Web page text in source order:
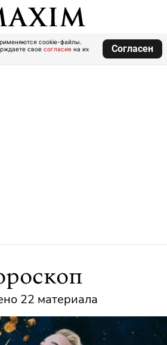
cookie-файлы.
свое согласие на их
Согласен
22 материала